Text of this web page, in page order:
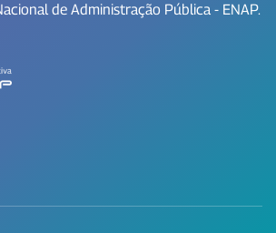
de Administração Pública - ENAP.